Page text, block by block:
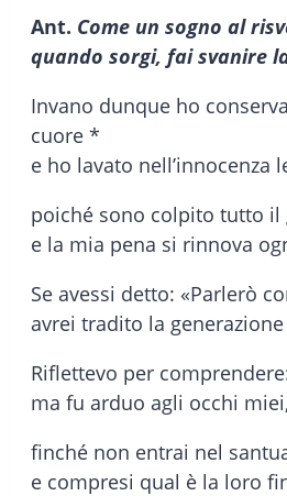
Ant. Come un sogno al
quando sorgi, fai svanire
Invano dunque ho
cuore *
e ho lavato nell’innocenza
poiché sono colpito tutto il
e la mia pena si rinnova
Se avessi detto: «Parlerò
avrei tradito la
Riflettevo per
ma fu arduo agli occhi miei,
finché non entrai nel
e compresi qual è la loro